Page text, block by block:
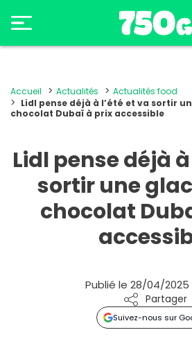
Accueil Actualités
Actualités food
Lidl pense déjà à l’été et va sortir
chocolat Dubaï à prix accessible
Lidl pense déjà
sortir une
chocolat
Publié le 28/04/2025
Partager
Suivez-nous sur